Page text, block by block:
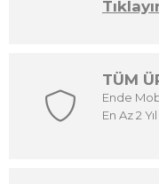
TÜM
Ende
En Az 2